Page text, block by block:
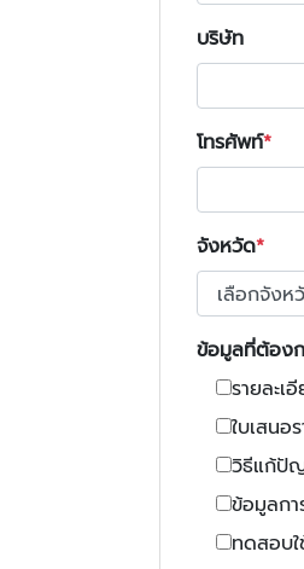
บริษัท
โทรศัพท์
จังหวัด
ข้อมูลที่ต้อง
รายละเ
ใบเสนอ
วิธีแก้ปัญ
ข้อมูลก
ทดสอบ